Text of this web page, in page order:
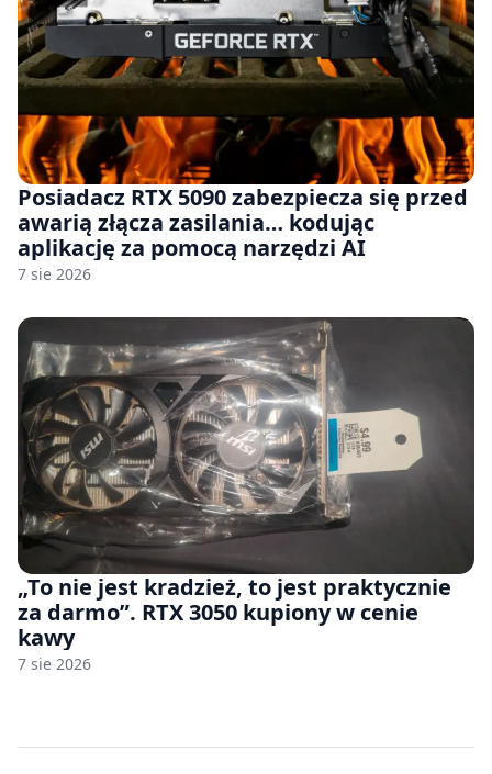
Posiadacz RTX 5090 zabezpiecza się przed
awarią złącza zasilania… kodując
aplikację za pomocą narzędzi AI
7 sie 2026
„To nie jest kradzież, to jest praktycznie
za darmo”. RTX 3050 kupiony w cenie
kawy
7 sie 2026